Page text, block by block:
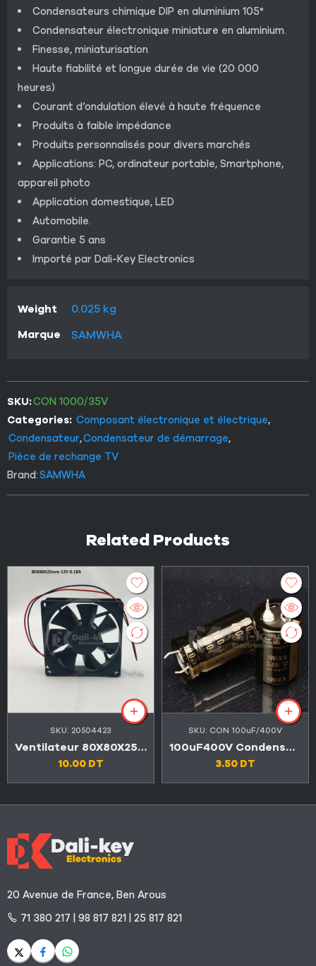
Condensateurs chimique DIP en aluminium 105°
Condensateur électronique miniature en aluminium.
Finesse, miniaturisation
Haute fiabilité et longue durée de vie (20 000
heures)
Courant d’ondulation élevé à haute fréquence
Produits à faible impédance
Produits personnalisés pour divers marchés
Applications: PC, ordinateur portable, Smartphone,
appareil photo
Application domestique, LED
Automobile.
Garantie 5 ans
Importé par Dali-Key Electronics
Weight
0.025 kg
Marque
SAMWHA
SKU:CON 1000/35V
Categories: Composant électronique et électrique,
Condensateur,Condensateur de démarrage,
Pièce de rechange TV
Brand:SAMWHA
Related Products
SKU: 20504423
Ventilateur 80X80X25mm 12V
10.00 DT
SKU: CON 100uF/400V
100uF400V Condensateurs
3.50 DT
20 Avenue de France, Ben Arous
71 380 217 | 98 817 821 | 25 817 821